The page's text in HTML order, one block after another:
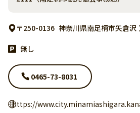
〒250-0136 神奈川県南足柄市矢倉沢
無し
0465-73-8031
https://